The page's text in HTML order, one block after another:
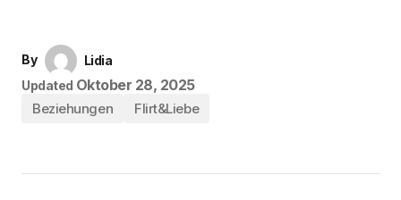
By
Lidia
Updated Oktober 28, 2025
Beziehungen Flirt&Liebe